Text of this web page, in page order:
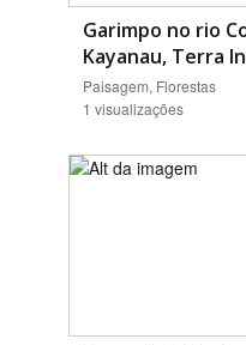
Garimpo no rio
Kayanau, Terra
Paisagem, Florestas
1 visualizações